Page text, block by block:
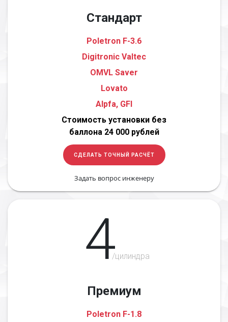
Стандарт
Poletron F-3.6
Digitronic Valtec
OMVL Saver
Lovato
Alpfa, GFI
Стоимость установки без
баллона 24 000 рублей
СДЕЛАТЬ ТОЧНЫЙ РАСЧЁТ
Задать вопрос инженеру
4/цилиндра
Премиум
Poletron F-1.8